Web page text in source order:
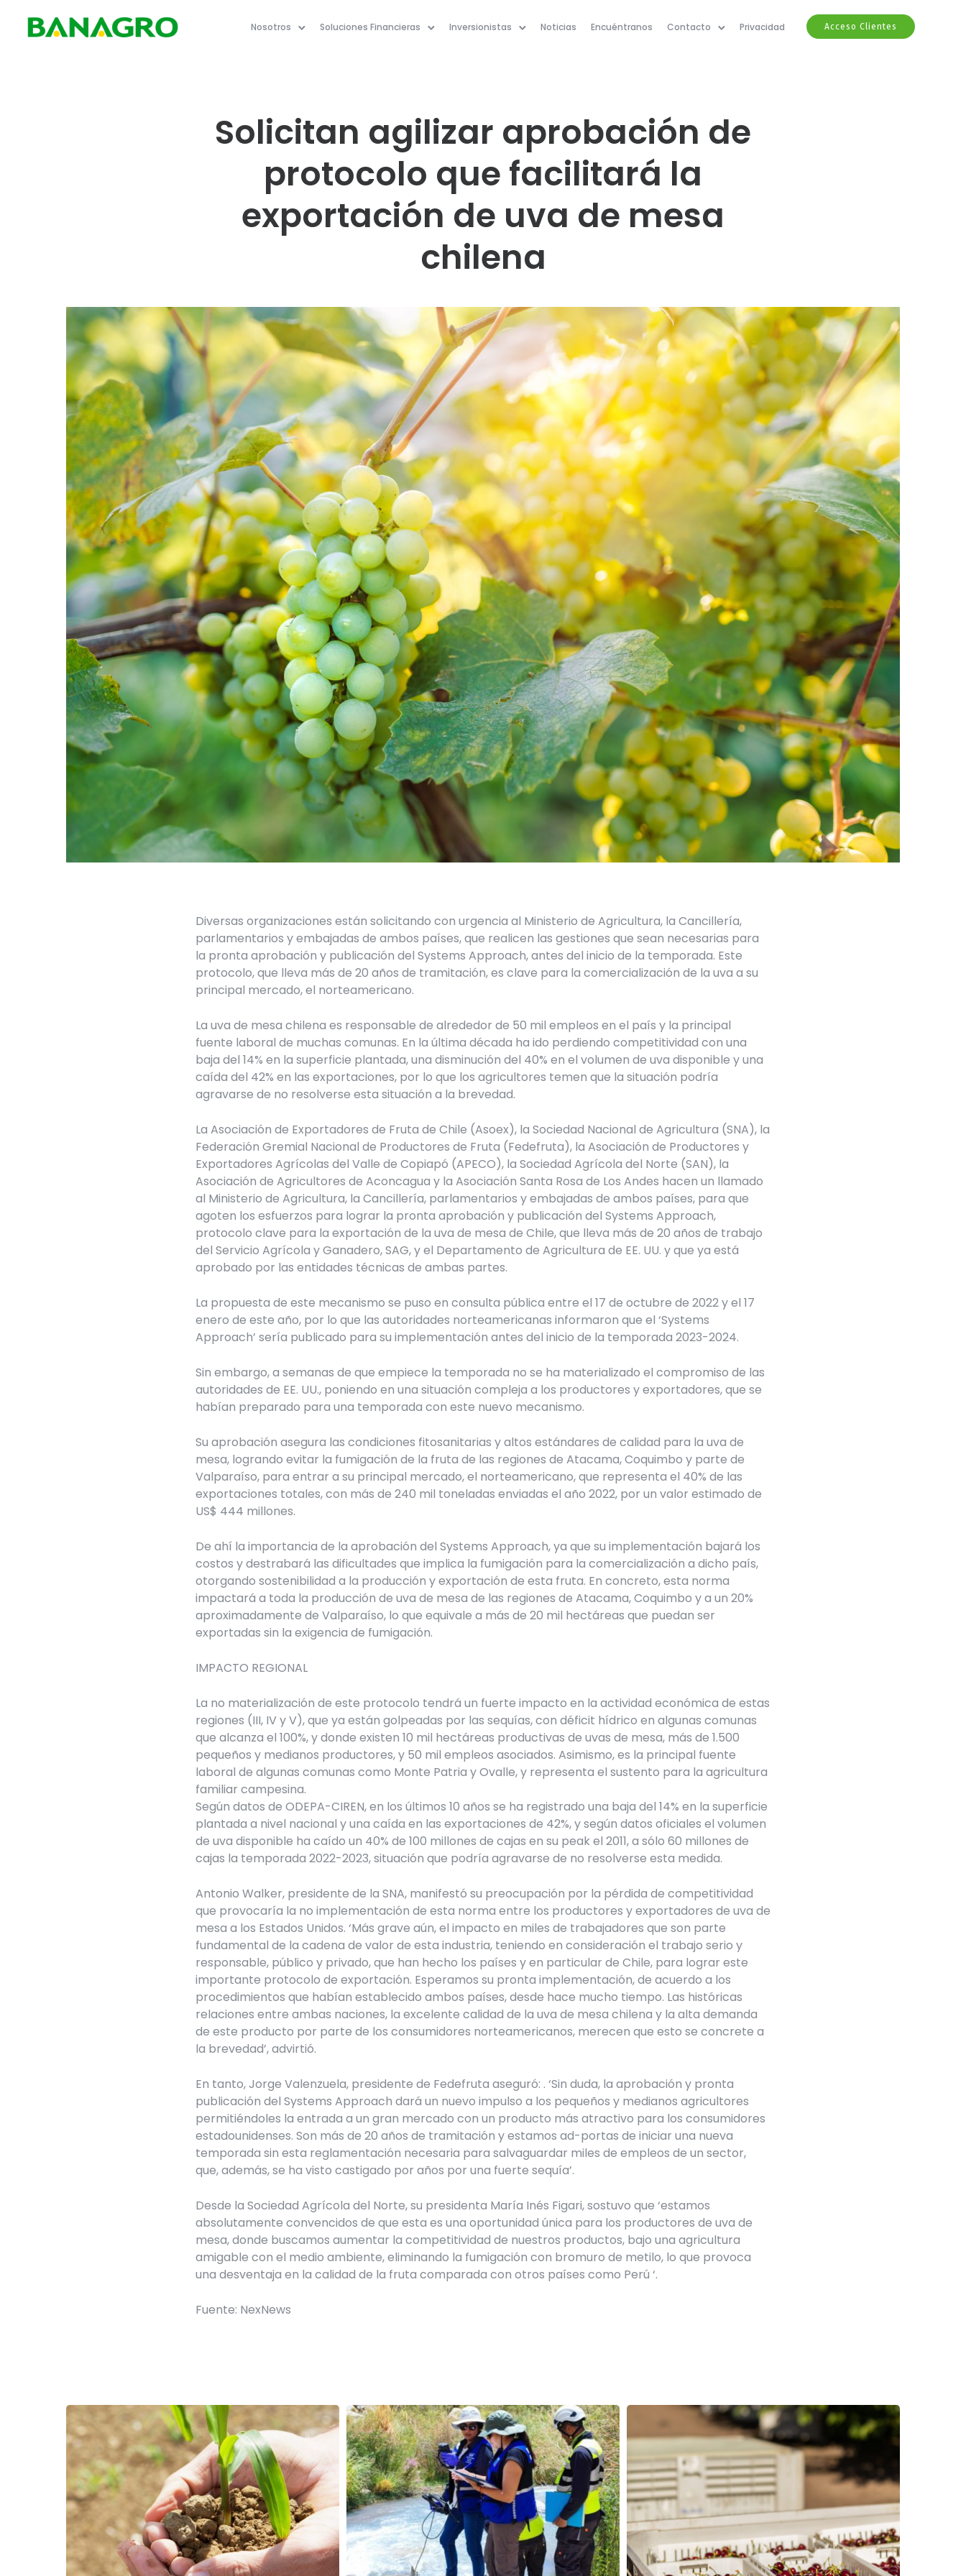
Nosotros Soluciones Financieras Inversionistas Noticias Encuéntranos Contacto Privacidad Acceso Clientes
Solicitan agilizar aprobación de
protocolo que facilitará la
exportación de uva de mesa
chilena
Diversas organizaciones están solicitando con urgencia al Ministerio de Agricultura, la Cancillería,
parlamentarios y embajadas de ambos países, que realicen las gestiones que sean necesarias para
la pronta aprobación y publicación del Systems Approach, antes del inicio de la temporada. Este
protocolo, que lleva más de 20 años de tramitación, es clave para la comercialización de la uva a su
principal mercado, el norteamericano.
La uva de mesa chilena es responsable de alrededor de 50 mil empleos en el país y la principal
fuente laboral de muchas comunas. En la última década ha ido perdiendo competitividad con una
baja del 14% en la superficie plantada, una disminución del 40% en el volumen de uva disponible y una
caída del 42% en las exportaciones, por lo que los agricultores temen que la situación podría
agravarse de no resolverse esta situación a la brevedad.
La Asociación de Exportadores de Fruta de Chile (Asoex), la Sociedad Nacional de Agricultura (SNA), la
Federación Gremial Nacional de Productores de Fruta (Fedefruta), la Asociación de Productores y
Exportadores Agrícolas del Valle de Copiapó (APECO), la Sociedad Agrícola del Norte (SAN), la
Asociación de Agricultores de Aconcagua y la Asociación Santa Rosa de Los Andes hacen un llamado
al Ministerio de Agricultura, la Cancillería, parlamentarios y embajadas de ambos países, para que
agoten los esfuerzos para lograr la pronta aprobación y publicación del Systems Approach,
protocolo clave para la exportación de la uva de mesa de Chile, que lleva más de 20 años de trabajo
del Servicio Agrícola y Ganadero, SAG, y el Departamento de Agricultura de EE. UU. y que ya está
aprobado por las entidades técnicas de ambas partes.
La propuesta de este mecanismo se puso en consulta pública entre el 17 de octubre de 2022 y el 17
enero de este año, por lo que las autoridades norteamericanas informaron que el ‘Systems
Approach’ sería publicado para su implementación antes del inicio de la temporada 2023-2024.
Sin embargo, a semanas de que empiece la temporada no se ha materializado el compromiso de las
autoridades de EE. UU., poniendo en una situación compleja a los productores y exportadores, que se
habían preparado para una temporada con este nuevo mecanismo.
Su aprobación asegura las condiciones fitosanitarias y altos estándares de calidad para la uva de
mesa, logrando evitar la fumigación de la fruta de las regiones de Atacama, Coquimbo y parte de
Valparaíso, para entrar a su principal mercado, el norteamericano, que representa el 40% de las
exportaciones totales, con más de 240 mil toneladas enviadas el año 2022, por un valor estimado de
US$ 444 millones.
De ahí la importancia de la aprobación del Systems Approach, ya que su implementación bajará los
costos y destrabará las dificultades que implica la fumigación para la comercialización a dicho país,
otorgando sostenibilidad a la producción y exportación de esta fruta. En concreto, esta norma
impactará a toda la producción de uva de mesa de las regiones de Atacama, Coquimbo y a un 20%
aproximadamente de Valparaíso, lo que equivale a más de 20 mil hectáreas que puedan ser
exportadas sin la exigencia de fumigación.
IMPACTO REGIONAL
La no materialización de este protocolo tendrá un fuerte impacto en la actividad económica de estas
regiones (III, IV y V), que ya están golpeadas por las sequías, con déficit hídrico en algunas comunas
que alcanza el 100%, y donde existen 10 mil hectáreas productivas de uvas de mesa, más de 1.500
pequeños y medianos productores, y 50 mil empleos asociados. Asimismo, es la principal fuente
laboral de algunas comunas como Monte Patria y Ovalle, y representa el sustento para la agricultura
familiar campesina.
Según datos de ODEPA-CIREN, en los últimos 10 años se ha registrado una baja del 14% en la superficie
plantada a nivel nacional y una caída en las exportaciones de 42%, y según datos oficiales el volumen
de uva disponible ha caído un 40% de 100 millones de cajas en su peak el 2011, a sólo 60 millones de
cajas la temporada 2022-2023, situación que podría agravarse de no resolverse esta medida.
Antonio Walker, presidente de la SNA, manifestó su preocupación por la pérdida de competitividad
que provocaría la no implementación de esta norma entre los productores y exportadores de uva de
mesa a los Estados Unidos. ‘Más grave aún, el impacto en miles de trabajadores que son parte
fundamental de la cadena de valor de esta industria, teniendo en consideración el trabajo serio y
responsable, público y privado, que han hecho los países y en particular de Chile, para lograr este
importante protocolo de exportación. Esperamos su pronta implementación, de acuerdo a los
procedimientos que habían establecido ambos países, desde hace mucho tiempo. Las históricas
relaciones entre ambas naciones, la excelente calidad de la uva de mesa chilena y la alta demanda
de este producto por parte de los consumidores norteamericanos, merecen que esto se concrete a
la brevedad’, advirtió.
En tanto, Jorge Valenzuela, presidente de Fedefruta aseguró: . ‘Sin duda, la aprobación y pronta
publicación del Systems Approach dará un nuevo impulso a los pequeños y medianos agricultores
permitiéndoles la entrada a un gran mercado con un producto más atractivo para los consumidores
estadounidenses. Son más de 20 años de tramitación y estamos ad-portas de iniciar una nueva
temporada sin esta reglamentación necesaria para salvaguardar miles de empleos de un sector,
que, además, se ha visto castigado por años por una fuerte sequía’.
Desde la Sociedad Agrícola del Norte, su presidenta María Inés Figari, sostuvo que ‘estamos
absolutamente convencidos de que esta es una oportunidad única para los productores de uva de
mesa, donde buscamos aumentar la competitividad de nuestros productos, bajo una agricultura
amigable con el medio ambiente, eliminando la fumigación con bromuro de metilo, lo que provoca
una desventaja en la calidad de la fruta comparada con otros países como Perú ‘.
Fuente: NexNews